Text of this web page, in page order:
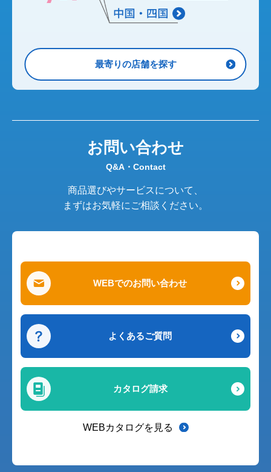
最寄りの店舗を探す
お問い合わせ
Q&A・Contact
商品選びやサービスについて、
まずはお気軽にご相談ください。
WEBでのお問い合わせ
よくあるご質問
カタログ請求
WEBカタログを見る